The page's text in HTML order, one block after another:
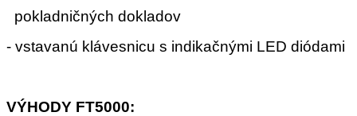
pokladničných dokladov
- vstavanú klávesnicu s indikačnými LED diódami
VÝHODY FT5000: